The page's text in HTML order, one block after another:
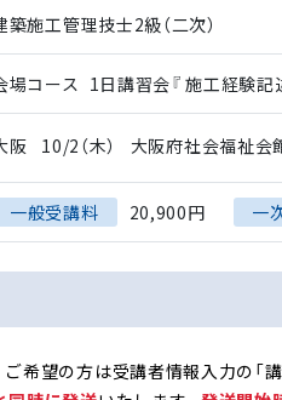
築施工管理技士2級（二次）
場コース 1日講習会『 施工経験
阪 10/2（木） 大阪府社会福祉会
一般受講料 20,900円 一
ご希望の方は受講者情報入力の「